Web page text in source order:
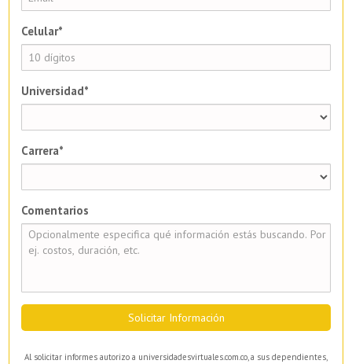
Celular*
Universidad*
Carrera*
Comentarios
Solicitar Información
Al solicitar informes autorizo a universidadesvirtuales.com.co, a sus dependientes,